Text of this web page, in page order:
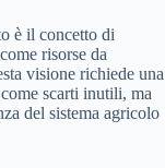
è il concetto di
risorse da
visione richiede una
scarti inutili, ma
del sistema agricolo